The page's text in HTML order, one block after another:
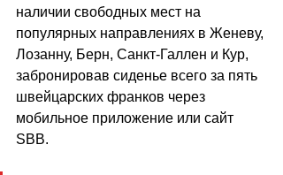
наличии свободных мест на
популярных направлениях в Женеву,
Лозанну, Берн, Санкт-Галлен и Кур,
забронировав сиденье всего за пять
швейцарских франков через
мобильное приложение или сайт
SBB.